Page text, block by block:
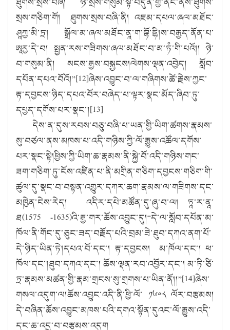
སྲས་གཅིག་གོ། ཐུགས་སྲས་བཞི་ནི། འཇམ་དཔལ་ཞལ་མཐོང་
ཤཱཀྱ་མི་ཏྲ། སྒྲོལ་མ་ཞལ་མཐོང་ནཱ་ག་བྷོ་དྷི།ས་བརྒྱད་ནོན་པ་
ཨཱརྱ་དེ་བ། སྤྱན་རས་གཟིགས་ཞལ་མཐོང་བ་མ་ཏཾ་གི་པའོ།། ཉེ་
བ་གསུམ་ནི། སངས་རྒྱས་བསྐྱངས།ལེགས་ལྡན་འབྱེད། སློབ་
དཔོན་དཔའ་བོའོ།”[12]ཞེས་འབྱུང་བ་ལ་གཞིགས་ཚེ་རྗེས་ཀྱང་
རྟ་དབྱངས་ཉིད་དཔའ་བོར་བཞེད་པ་ལྟར་སྣང་མོད་ཞིབ་ཏུ་
དཔྱད་དགོས་པར་སྣང་།[13]
དེས་ན་དུས་རབས་བཅུ་བཞི་པ་ཡན་གྱི་ཡིག་ཚགས་རྣམས་
སུ་བཙལ་ནས་མཁས་པ་འདི་གཉིས་ཀྱི་ལོ་རྒྱུས་འཚོལ་དགོས་
པར་སྣང་སྟེ།ཕྱིས་ཀྱི་ཡིག་ཆ་རྣམས་ནི་སྐྱེ་བོ་འདི་གཉིས་གང་
ཟག་གཅིག་ཏུ་ངོས་འཛིན་པ་ནི་མགྲིན་གཅིག་དབྱངས་གཅིག་གི་
ཚུལ་དུ་སྣང་བ་བསྟན་འགྱུར་དཀར་ཆག་རྣམས་ལ་གཟིགས་དང་
མཁྱེན་ངེས་རེད། འདིར་དཔེ་མཚོན་དུ་ཞུ་བ་ལ། ཏཱ་ར་ནཱ་
ཐ(1575 -1635)འི་རྒྱ་གར་ཆོས་འབྱུང་དུ།“དེ་ལ་སློབ་དཔོན་མ་
ཁོལ་ནི་གོང་དུ་ཅུང་ཟད་བརྗོད་པའི་བྲམ་ཟེ་ཐུབ་དཀའ་ནག་པོ་
དེ་ཉིད་ཡིན་ཏེ།དཔའ་བོ་དང་། རྟ་དབྱངས། མ་ཁོལ་དང་། ཕ་
ཁོལ་དང་།ཐུབ་དཀའ་དང་། ཆོས་ལྡན་རབ་འབྱོར་དང་། མ་ཏི་ཙི་
ཏྲ་རྣམས་མཚན་གྱི་རྣམ་གྲངས་སུ་གྲགས་པ་ཡིན་ནོ།།”[14]ཞེས་
གསལ་འདུག་ལ།ཆོས་འབྱུང་འདི་ནི་ཕྱི་ལོ་ ༡༦༠༨ ལོར་བརྩམས།
དེ་བཞིན་ཆོས་འབྱུང་མཁས་པའི་དགའ་སྟོན་དུའང་ལོ་རྒྱུས་འདི་
དང་ཆ་འདྲ་བ་བརྩམས་འདུག